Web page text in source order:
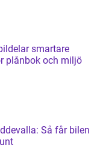
smartare
plånbok och miljö
Så får bilen